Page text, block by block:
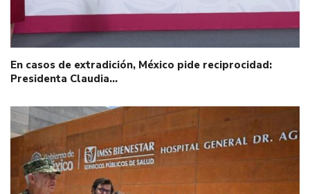
En casos de extradición, México pide reciprocidad:
Presidenta Claudia…